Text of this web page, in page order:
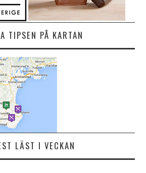
TIPSEN PÅ KARTAN
LÄST I VECKAN